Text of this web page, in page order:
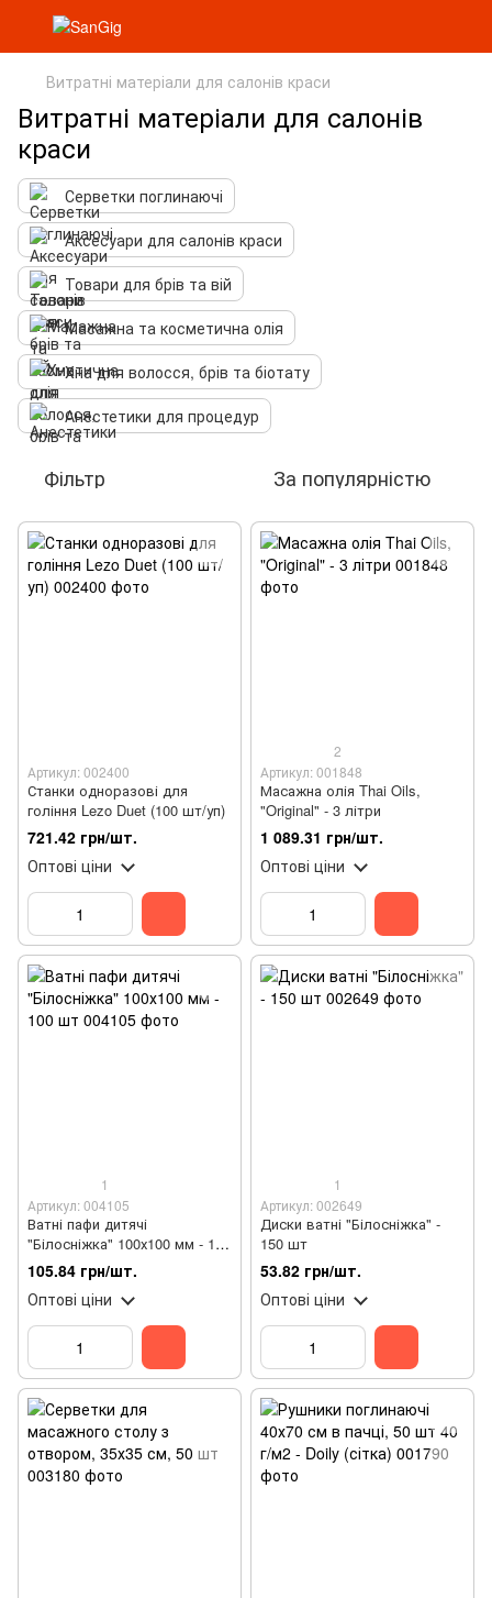
Витратні матеріали для салонів краси
Витратні матеріали для салонів
краси
Серветки поглинаючі
Аксесуари для салонів краси
Товари для брів та вій
Масажна та косметична олія
Хна для волосся, брів та біотату
Анестетики для процедур
Фільтр За популярністю
Артикул: 002400
Станки одноразові для
гоління Lezo Duet (100 шт/уп)
721.42 грн/шт.
Оптові ціни
2
Артикул: 001848
Масажна олія Thai Oils,
"Original" - 3 літри
1 089.31 грн/шт.
Оптові ціни
1
Артикул: 004105
Ватні пафи дитячі
"Білосніжка" 100х100 мм - 100
шт
105.84 грн/шт.
Оптові ціни
1
Артикул: 002649
Диски ватні "Білосніжка" -
150 шт
53.82 грн/шт.
Оптові ціни